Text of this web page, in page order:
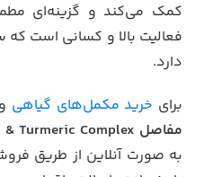
کمک می‌کند و گزینه‌ای
فعالیت بالا و کسانی است
دارد.
برای خرید مکمل‌های گیاهی
مفاصل Nature’s Truth Glucosamine & Turmeric Complex
به صورت آنلاین از طریق